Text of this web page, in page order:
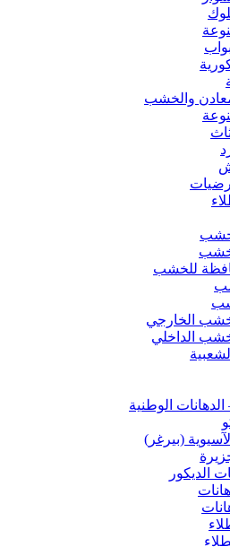
والخشب
للخشب
الخارجي
الداخلي
الوطنية
(بيرغر)
الديكور